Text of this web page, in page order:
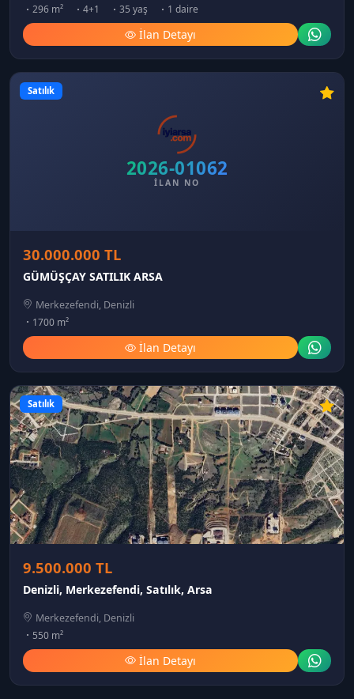
296 m² 4+1 35 yaş 1 daire
İlan Detayı
2026-01062
İLAN NO
Satılık
30.000.000 TL
GÜMÜŞÇAY SATILIK ARSA
Merkezefendi, Denizli
1700 m²
İlan Detayı
Satılık
9.500.000 TL
Denizli, Merkezefendi, Satılık, Arsa
Merkezefendi, Denizli
550 m²
İlan Detayı